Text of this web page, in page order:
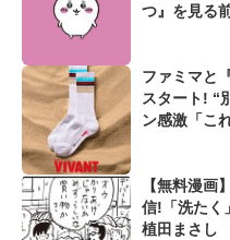
つ』を見る
ファミマと
スタート! “
ン感激「こ
【無料漫画
信!「洗たく
植田まさし